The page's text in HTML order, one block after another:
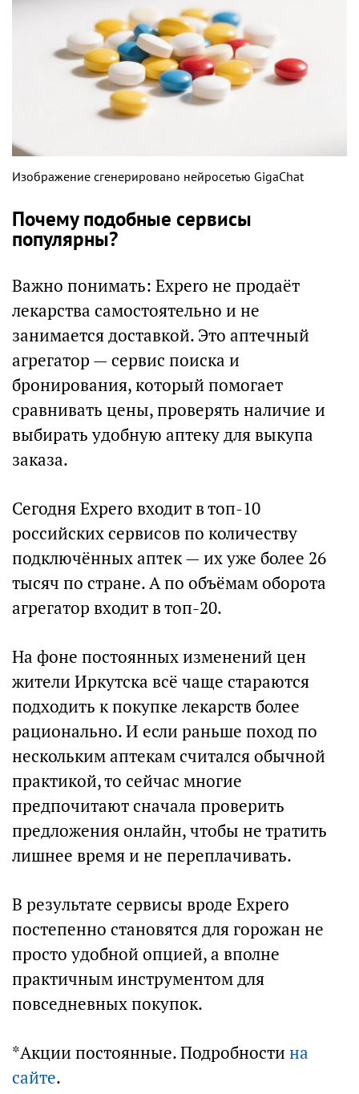
Изображение сгенерировано нейросетью GigaChat
Почему подобные сервисы
популярны?
Важно понимать: Expero не продаёт
лекарства самостоятельно и не
занимается доставкой. Это аптечный
агрегатор — сервис поиска и
бронирования, который помогает
сравнивать цены, проверять наличие и
выбирать удобную аптеку для выкупа
заказа.
Сегодня Expero входит в топ-10
российских сервисов по количеству
подключённых аптек — их уже более 26
тысяч по стране. А по объёмам оборота
агрегатор входит в топ-20.
На фоне постоянных изменений цен
жители Иркутска всё чаще стараются
подходить к покупке лекарств более
рационально. И если раньше поход по
нескольким аптекам считался обычной
практикой, то сейчас многие
предпочитают сначала проверить
предложения онлайн, чтобы не тратить
лишнее время и не переплачивать.
В результате сервисы вроде Expero
постепенно становятся для горожан не
просто удобной опцией, а вполне
практичным инструментом для
повседневных покупок.
*Акции постоянные. Подробности на
сайте.